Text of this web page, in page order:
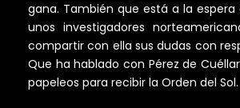
gana. También que está a la espera
unos investigadores
compartir con ella sus dudas con
Que ha hablado con Pérez de
papeleos para recibir la Orden del Sol.